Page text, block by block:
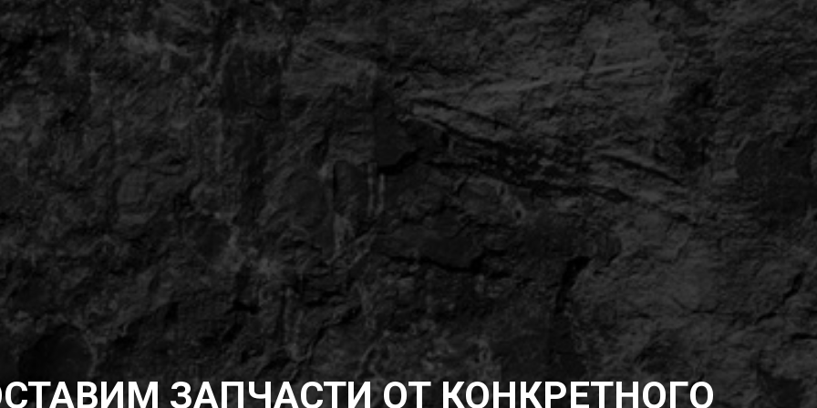
ЗАПЧАСТИ ОТ КОНКРЕТНОГО